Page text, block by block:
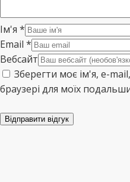
Ім'я *
Email *
Вебсайт
Зберегти моє ім'я, e-
браузері для моїх
Відправити відгук